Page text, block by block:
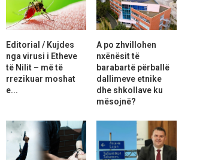
Editorial / Kujdes
nga virusi i Etheve
të Nilit – më të
rrezikuar moshat
e...
A po zhvillohen
nxënësit të
barabartë përballë
dallimeve etnike
dhe shkollave ku
mësojnë?